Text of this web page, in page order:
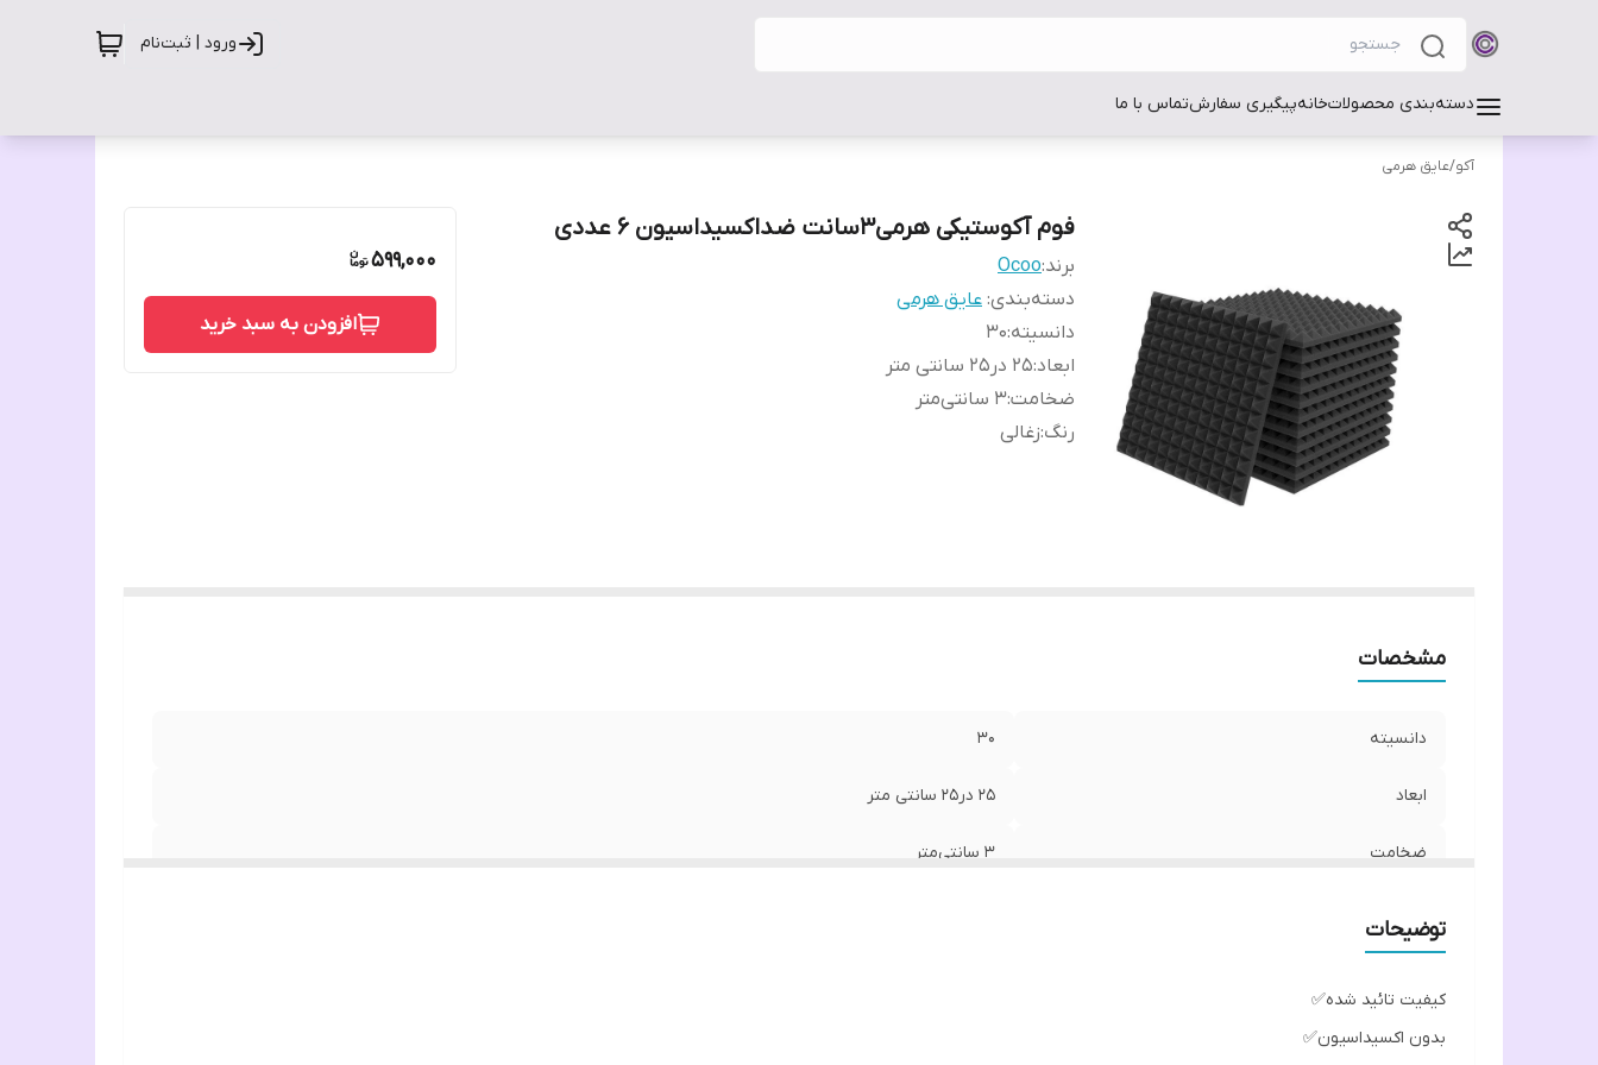
ورود | ثبت‌نام
دسته‌بندی محصولاتخانهپیگیری سفارشتماس با ما
آکو/عایق هرمی
فوم آکوستیکی هرمی۳سانت ضداکسیداسیون ۶ عددی
برند:Ocoo
دسته‌بندی: عایق هرمی
دانسیته:۳۰
ابعاد:۲۵ در۲۵ سانتی متر
ضخامت:۳ سانتی‌متر
رنگ:زغالی
599,000
افزودن به سبد خرید
مشخصات
دانسیته ۳۰
ابعاد ۲۵ در۲۵ سانتی متر
ضخامت ۳ سانتی‌متر
توضیحات
کیفیت تائید شده✅
بدون اکسیداسیون✅